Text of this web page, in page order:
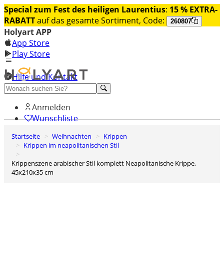
Special zum Fest des heiligen Laurentius: 15 % EXTRA-
RABATTauf das gesamte Sortiment, Code: 260807
Holyart APP
App Store
Play Store
Hilfe und Kontakt
Entdecken Sie Premium
Anmelden
Wunschliste
0
Warenkorb
Startseite Weihnachten
Krippen
Krippen im neapolitanischen Stil
Krippenszene arabischer Stil komplett Neapolitanische Krippe,
45x210x35 cm